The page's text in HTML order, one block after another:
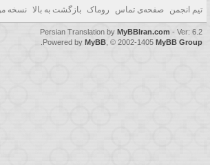
تیم انجمن صفحه‌ی تماس روماک بازگشت به بالا نسخه
Persian Translation by MyBBIran.com - Ver: 6.2
Powered by MyBB , © 2002-1405 MyBB Group